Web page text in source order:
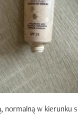
normalną w kierunku